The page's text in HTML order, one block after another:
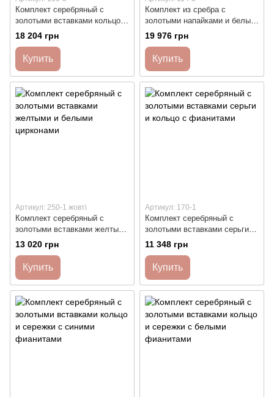
Комплект серебряный с
золотыми вставками кольцо и
сережки с овальными
лунными камнями
18 204 грн
Купить
Комплект из сребра с
золотыми напайками и белым
круглым жемчугом
19 976 грн
Купить
Артикул: 250-1 жовті
Комплект серебряный с
золотыми вставками желтыми
и белыми цирконами
13 020 грн
Купить
Артикул: 170-1
Комплект серебряный с
золотыми вставками серьги и
кольцо с фианитами
11 348 грн
Купить